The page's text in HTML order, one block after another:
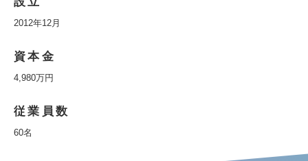
2012年12月
資本金
4,980万円
従業員数
60名